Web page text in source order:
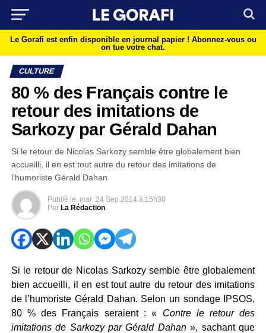
Le Gorafi est enfin disponible en journal papier ! Abonnez-vous ou
on tue votre chat.
CULTURE
80 % des Français contre le
retour des imitations de
Sarkozy par Gérald Dahan
Si le retour de Nicolas Sarkozy semble être globalement bien
accueilli, il en est tout autre du retour des imitations de
l’humoriste Gérald Dahan.
Publié le mar 24 Sep 2014 à 15h30
Par La Rédaction
Si le retour de Nicolas Sarkozy semble être globalement
bien accueilli, il en est tout autre du retour des imitations
de l’humoriste Gérald Dahan. Selon un sondage IPSOS,
80 % des Français seraient : « Contre le retour des
imitations de Sarkozy par Gérald Dahan», sachant que